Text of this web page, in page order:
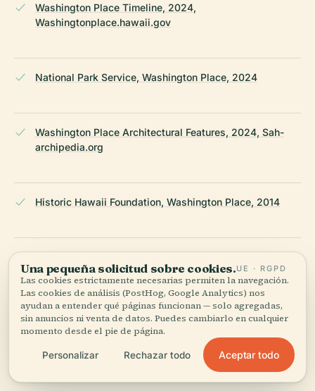
Washington Place Timeline, 2024,
Washingtonplace.hawaii.gov
National Park Service, Washington Place, 2024
Washington Place Architectural Features, 2024, Sah-
archipedia.org
Historic Hawaii Foundation, Washington Place, 2014
2024
Washington Place Tour Guidelines and Visitor
Information, 2024, Washingtonplace.hawaii.gov
Una pequeña solicitud sobre cookies.UE · RGPD
Las cookies estrictamente necesarias permiten la navegación.
Las cookies de análisis (PostHog, Google Analytics) nos
ayudan a entender qué páginas funcionan — solo agregadas,
sin anuncios ni venta de datos. Puedes cambiarlo en cualquier
momento desde el pie de página.
Personalizar Rechazar todo Aceptar todo